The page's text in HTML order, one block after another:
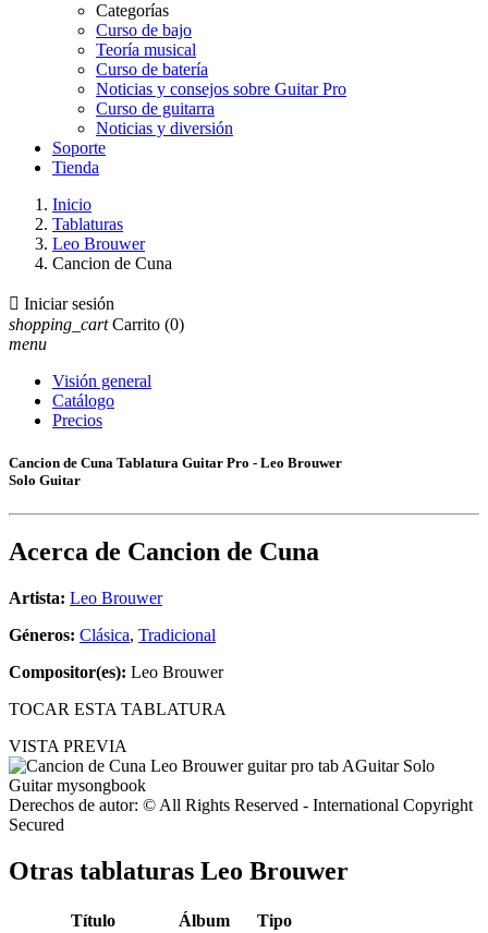
Categorías
Curso de bajo
Teoría musical
Curso de batería
Noticias y consejos sobre Guitar Pro
Curso de guitarra
Noticias y diversión
Soporte
Tienda
Inicio
Tablaturas
Leo Brouwer
Cancion de Cuna
 Iniciar sesión
shopping_cart Carrito (0)
menu
Visión general
Catálogo
Precios
Cancion de Cuna Tablatura Guitar Pro - Leo Brouwer
Solo Guitar
Acerca de Cancion de Cuna
Artista: Leo Brouwer
Géneros: Clásica, Tradicional
Compositor(es): Leo Brouwer
TOCAR ESTA TABLATURA
VISTA PREVIA
Derechos de autor: © All Rights Reserved - International Copyright
Secured
Otras tablaturas Leo Brouwer
Título Álbum
Tipo